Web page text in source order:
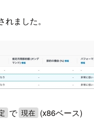
ました。
で 現在
(x86ベース)